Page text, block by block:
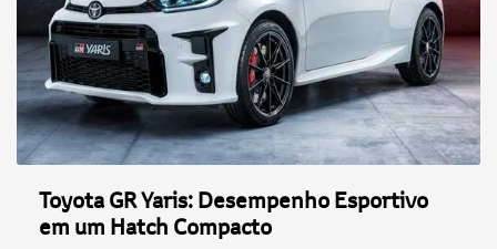
Toyota GR Yaris: Desempenho Esportivo
em um Hatch Compacto